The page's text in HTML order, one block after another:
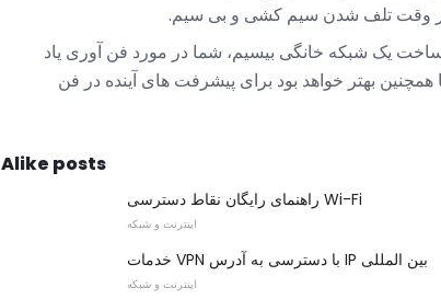
وقت تلف شدن سیم کشی و بی سیم.
یک شبکه خانگی بیسیم، شما در مورد فن آوری یاد
بهتر خواهد بود برای پیشرفت های آینده در فن
Alike posts
راهنمای رایگان نقاط دسترسی Wi-Fi
اینترنت و شبکه
خدمات VPN با دسترسی به آدرس IP بین المللی
اینترنت و شبکه